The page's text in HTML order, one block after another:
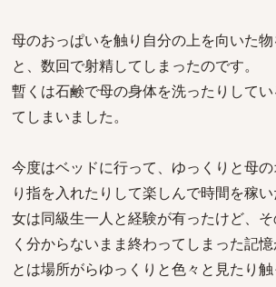
母のおっぱいを触り自分の上を向いた
と、数回で射精してしまったのです。
暫くは石鹸で母の身体を洗ったりして
てしまいました。
今度はベッドに行って、ゆっくりと母
り指を入れたりして楽しんで時間を稼い
女は同級生一人と経験が有ったけど、
く分からないまま終わってしまった記
とは場所がらゆっくりと色々と見たり